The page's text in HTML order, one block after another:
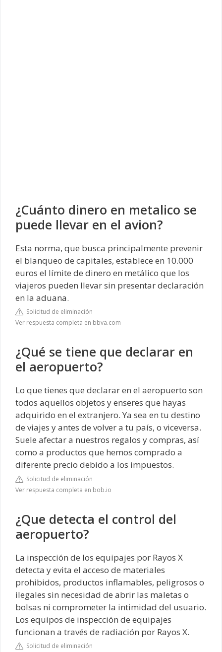
¿Cuánto dinero en metalico se
puede llevar en el avion?
Esta norma, que busca principalmente prevenir
el blanqueo de capitales, establece en 10.000
euros el límite de dinero en metálico que los
viajeros pueden llevar sin presentar declaración
en la aduana.
Solicitud de eliminación
Ver respuesta completa en bbva.com
¿Qué se tiene que declarar en
el aeropuerto?
Lo que tienes que declarar en el aeropuerto son
todos aquellos objetos y enseres que hayas
adquirido en el extranjero. Ya sea en tu destino
de viajes y antes de volver a tu país, o viceversa.
Suele afectar a nuestros regalos y compras, así
como a productos que hemos comprado a
diferente precio debido a los impuestos.
Solicitud de eliminación
Ver respuesta completa en bob.io
¿Que detecta el control del
aeropuerto?
La inspección de los equipajes por Rayos X
detecta y evita el acceso de materiales
prohibidos, productos inflamables, peligrosos o
ilegales sin necesidad de abrir las maletas o
bolsas ni comprometer la intimidad del usuario.
Los equipos de inspección de equipajes
funcionan a través de radiación por Rayos X.
Solicitud de eliminación